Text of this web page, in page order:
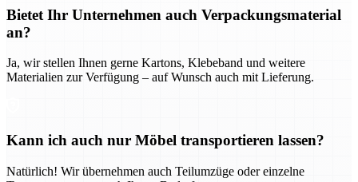
Bietet Ihr Unternehmen auch Verpackungsmaterial
an?
Ja, wir stellen Ihnen gerne Kartons, Klebeband und weitere
Materialien zur Verfügung – auf Wunsch auch mit Lieferung.
Kann ich auch nur Möbel transportieren lassen?
Natürlich! Wir übernehmen auch Teilumzüge oder einzelne